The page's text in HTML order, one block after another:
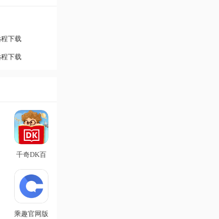
下载
下载
千奇DK百
科免费版
v2.0.49
乘趣官网版